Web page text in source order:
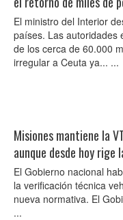
El ministro del Interior
países. Las autoridades
de los cerca de 60.000
irregular a Ceuta ya... ...
Misiones mantiene la
aunque desde hoy rige
El Gobierno nacional
la verificación técnica
nueva normativa. El
...